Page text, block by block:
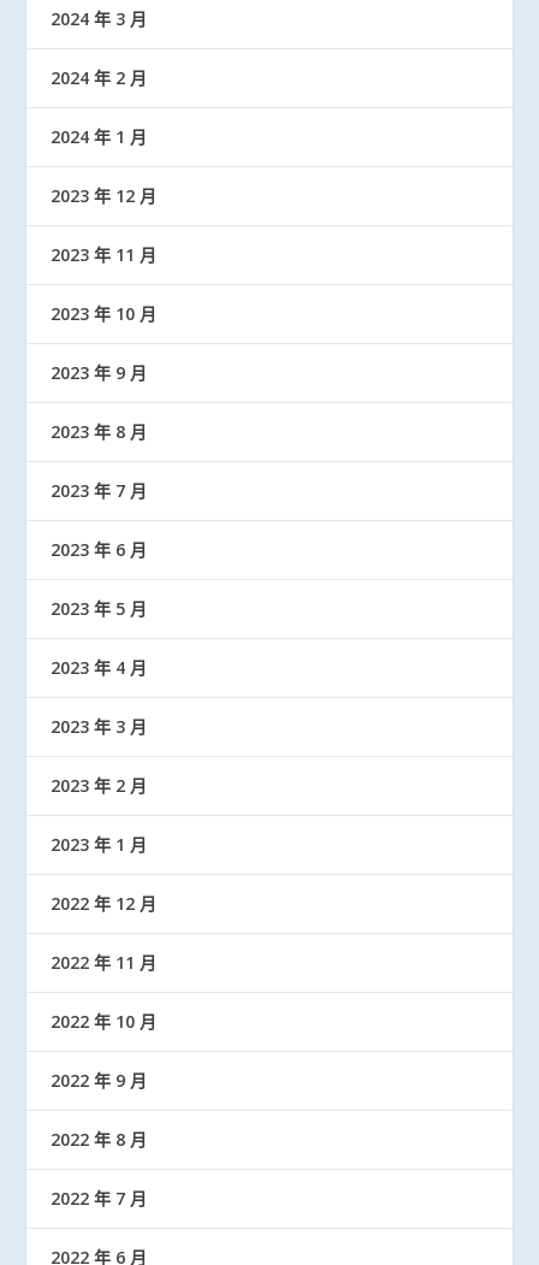
2024 年 3 月
2024 年 2 月
2024 年 1 月
2023 年 12 月
2023 年 11 月
2023 年 10 月
2023 年 9 月
2023 年 8 月
2023 年 7 月
2023 年 6 月
2023 年 5 月
2023 年 4 月
2023 年 3 月
2023 年 2 月
2023 年 1 月
2022 年 12 月
2022 年 11 月
2022 年 10 月
2022 年 9 月
2022 年 8 月
2022 年 7 月
2022 年 6 月